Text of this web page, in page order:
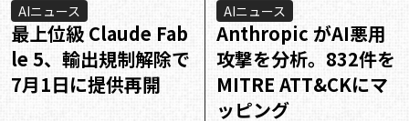
AIニュース
最上位級 Claude Fab
le 5、輸出規制解除で
7月1日に提供再開
AIニュース
Anthropic がAI悪用
攻撃を分析。832件を
MITRE ATT&CKにマ
ッピング